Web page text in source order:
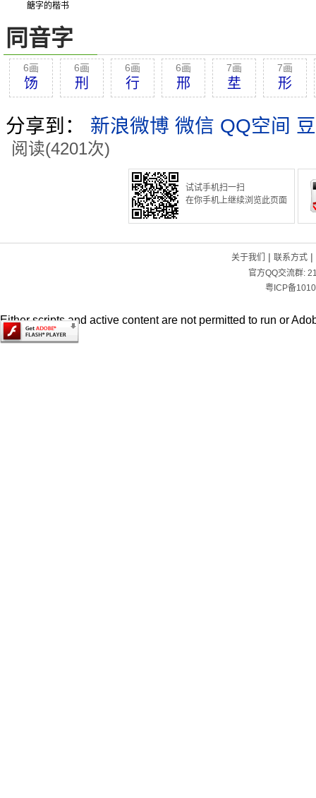
餹字的楷书
同音字
6画
饧
6画
刑
6画
行
6画
邢
7画
坓
7画
形
分享到： 新浪微博 微信 QQ空间
阅读(4201次)
试试手机扫一扫
在你手机上继续浏览此页面
关于我们 | 联系方式|
官方QQ交流群:
粤ICP备
Either scripts and active content are not permitted to run or